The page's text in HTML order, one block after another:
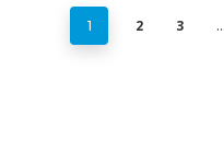
1 2 3 …